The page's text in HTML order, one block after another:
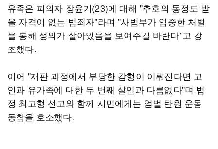
유족은 피의자 장윤기(23)에 대해 "추호의 동정도 받
을 자격이 없는 범죄자"라며 "사법부가 엄중한 처벌
을 통해 정의가 살아있음을 보여주길 바란다"고 강
조했다.
이어 "재판 과정에서 부당한 감형이 이뤄진다면 고
인과 유가족에 대한 두 번째 살인과 다름없다"며 법
정 최고형 선고와 함께 시민에게는 엄벌 탄원 운동
동참을 호소했다.